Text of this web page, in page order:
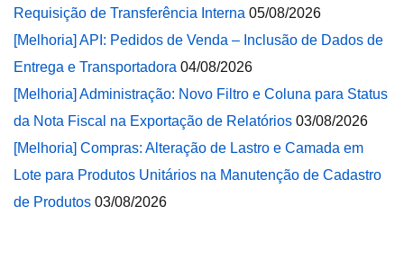
Requisição de Transferência Interna 05/08/2026
[Melhoria] API: Pedidos de Venda – Inclusão de Dados de
Entrega e Transportadora 04/08/2026
[Melhoria] Administração: Novo Filtro e Coluna para Status
da Nota Fiscal na Exportação de Relatórios 03/08/2026
[Melhoria] Compras: Alteração de Lastro e Camada em
Lote para Produtos Unitários na Manutenção de Cadastro
de Produtos 03/08/2026